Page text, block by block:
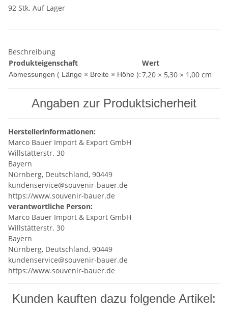
92 Stk. Auf Lager
Beschreibung
Produkteigenschaft
Wert
Abmessungen ( Länge × Breite × Höhe ):7,20 × 5,30 × 1,00 cm
Angaben zur Produktsicherheit
Herstellerinformationen:
Marco Bauer Import & Export GmbH
Willstätterstr. 30
Bayern
Nürnberg, Deutschland, 90449
kundenservice@souvenir-bauer.de
https://www.souvenir-bauer.de
verantwortliche Person:
Marco Bauer Import & Export GmbH
Willstätterstr. 30
Bayern
Nürnberg, Deutschland, 90449
kundenservice@souvenir-bauer.de
https://www.souvenir-bauer.de
Kunden kauften dazu folgende Artikel: